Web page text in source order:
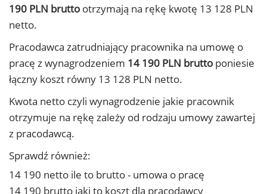
190 PLN brutto otrzymają na rękę kwotę 13 128 PLN
netto.
Pracodawca zatrudniający pracownika na umowę o
pracę z wynagrodzeniem 14 190 PLN brutto poniesie
łączny koszt równy 13 128 PLN netto.
Kwota netto czyli wynagrodzenie jakie pracownik
otrzymuje na rękę zależy od rodzaju umowy zawartej
z pracodawcą.
Sprawdź również:
14 190 netto ile to brutto - umowa o pracę
14 190 brutto jaki to koszt dla pracodawcy